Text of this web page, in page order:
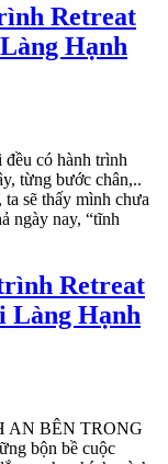
Retreat
Hạnh
có hành trình
từng bước chân,..
sẽ thấy mình chưa
ngày nay, “tĩnh
Retreat
Làng Hạnh
AN BÊN TRONG
bộn bề cuộc